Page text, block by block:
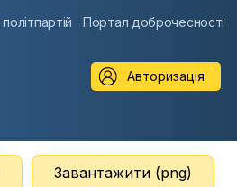
політпартій Портал доброчесності
Авторизація
Завантажити (png)